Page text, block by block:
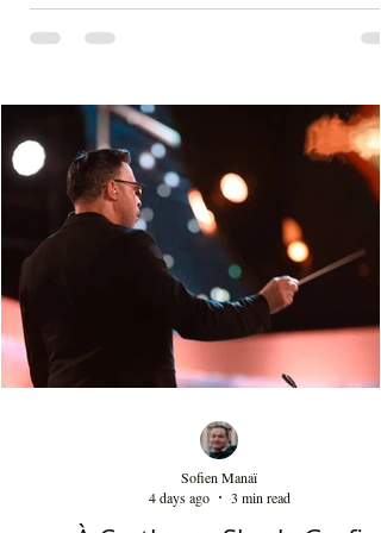
Ce groupe mythique dont les instrumentistes
première ligne jouent avec des costumes qui
planches du festival de Carthage. Dans les
gradins, dans un temps d'été très humide, les
présents sont le plus souvent des
qui sont venus se rappeler des années 80 et
90 où la culture italienne dominait le paysage
télévisuel tunisien. Conduit par l'énergique
d'orch